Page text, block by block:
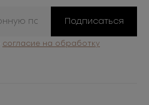
Подписаться
согласие на обработку